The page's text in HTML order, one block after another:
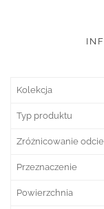
Kolekcja
Typ produktu
Zróżnicowanie
Przeznaczenie
Powierzchnia